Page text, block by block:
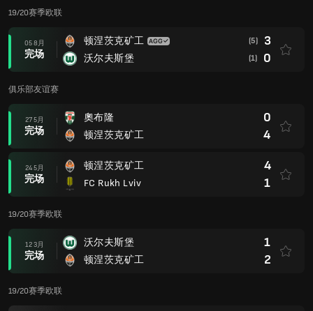
19/20赛季欧联
05 8月
完场
顿涅茨克矿工
沃尔夫斯堡
(5) 3
(1) 0
俱乐部友谊赛
27 5月
完场
奧布隆
顿涅茨克矿工
0
4
24 5月
完场
顿涅茨克矿工
FC Rukh Lviv
4
1
19/20赛季欧联
12 3月
完场
沃尔夫斯堡
顿涅茨克矿工
1
2
19/20赛季欧联